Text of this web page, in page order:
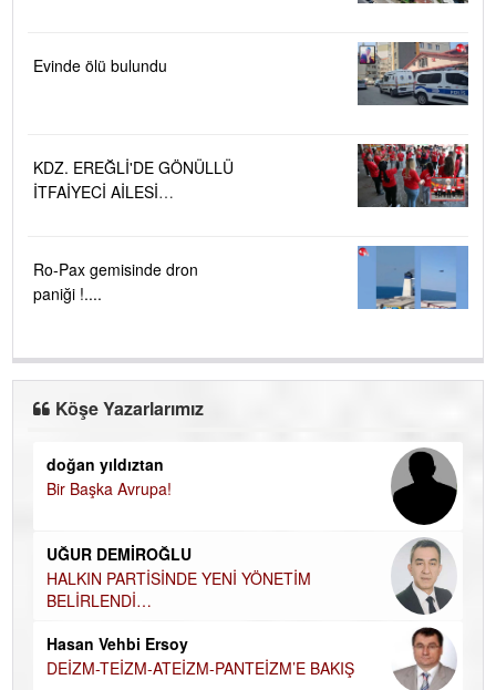
Evinde ölü bulundu
KDZ. EREĞLİ'DE GÖNÜLLÜ
İTFAİYECİ AİLESİ
Ro-Pax gemisinde dron
paniği !....
Köşe Yazarlarımız
doğan yıldıztan
Bir Başka Avrupa!
UĞUR DEMİROĞLU
HALKIN PARTİSİNDE YENİ YÖNETİM
BELİRLENDİ…
Hasan Vehbi Ersoy
DEİZM-TEİZM-ATEİZM-PANTEİZM’E BAKIŞ